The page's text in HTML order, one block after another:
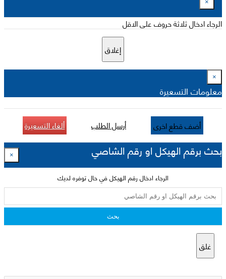
×
الرجاء ادخال ثلاثة حروف على الاقل
إغلاق
×
معلومات التسعيرة
أضف قطع اخرى أرسل الطلب ألغاء التسعيرة
بحث برقم الهيكل او رقم الشاصي ×
الرجاء ادخال رقم الهيكل في حال توفره لديك
بحث
غلق